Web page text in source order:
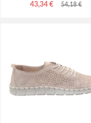
43,34 € 54,18 €